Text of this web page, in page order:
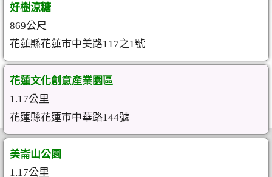
好樹涼糖
869公尺
花蓮縣花蓮市中美路117之1號
花蓮文化創意產業園區
1.17公里
花蓮縣花蓮市中華路144號
美崙山公園
1.17公里